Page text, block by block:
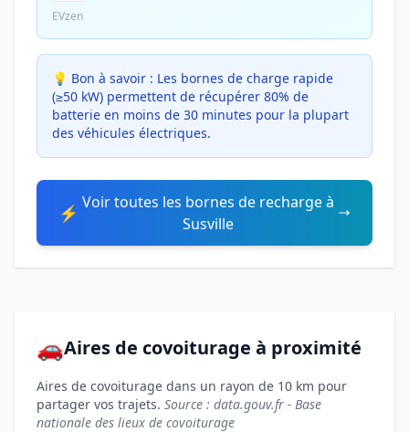
EVzen
💡 Bon à savoir : Les bornes de charge rapide
(≥50 kW) permettent de récupérer 80% de
batterie en moins de 30 minutes pour la plupart
des véhicules électriques.
⚡ Voir toutes les bornes de recharge à
Susville
🚗Aires de covoiturage à proximité
Aires de covoiturage dans un rayon de 10 km pour
partager vos trajets. Source : data.gouv.fr - Base
nationale des lieux de covoiturage